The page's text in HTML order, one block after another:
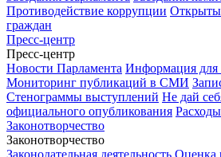
Противодействие коррупции
граждан
Пресс-центр
Пресс-центр
Новости Парламента Информация
Мониторинг публикаций в СМИ
Стенограммы выступлений Не дай
официального опубликования
Законотворчество
Законотворчество
Законодательная деятельность Оценка